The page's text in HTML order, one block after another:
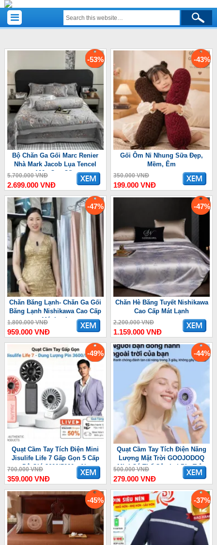
-53%
Bộ Chăn Ga Gối Marc Renier
Nhà Mark Jacob Lụa Tencel
100s Cao Cấp
5.700.000 VNĐ
2.699.000 VNĐ
-43%
Gối Ôm Nỉ Nhung Sữa Đẹp,
Mềm, Êm
350.000 VNĐ
199.000 VNĐ
-47%
Chăn Băng Lạnh- Chăn Ga Gối
Băng Lạnh Nishikawa Cao Cấp
Mát Lạnh
1.800.000 VNĐ
959.000 VNĐ
-47%
Chăn Hè Băng Tuyết Nishikawa
Cao Cấp Mát Lạnh
2.200.000 VNĐ
1.159.000 VNĐ
-49%
Quạt Cầm Tay Tích Điện Mini
Jisulife Life 7 Gấp Gọn 5 Cấp
Độ Gió 3600/5000mAh
700.000 VNĐ
359.000 VNĐ
-44%
Quạt Cầm Tay Tích Điện Năng
Lượng Mặt Trời GOOJODOQ
Mini Có Thể Gập Lại Pin Trâu
3600 mAh
500.000 VNĐ
279.000 VNĐ
-45% -37%